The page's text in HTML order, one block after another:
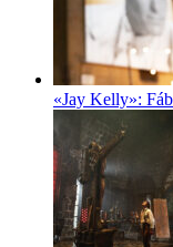
«Jay Kelly»: